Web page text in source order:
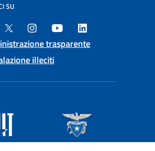
SU
trasparente
illeciti